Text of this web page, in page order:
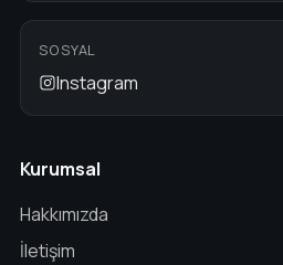
SOSYAL
Instagram
Kurumsal
Hakkımızda
İletişim